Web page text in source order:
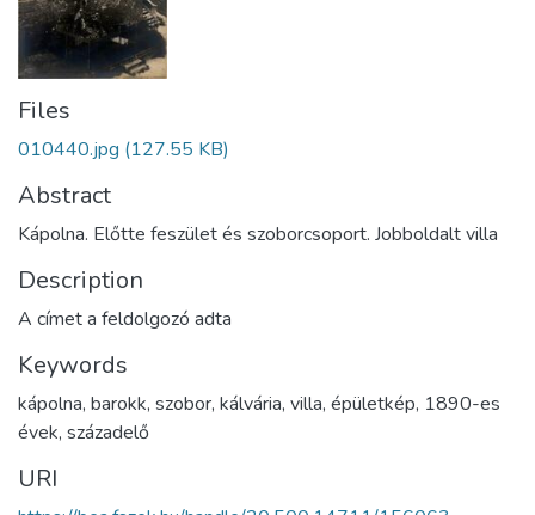
Files
010440.jpg (127.55 KB)
Abstract
Kápolna. Előtte feszület és szoborcsoport. Jobboldalt villa
Description
A címet a feldolgozó adta
Keywords
kápolna, barokk, szobor, kálvária, villa, épületkép, 1890-es
évek, századelő
URI